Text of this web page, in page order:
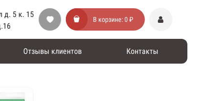
д. 5 к. 15
В корзине:0 ₽
Отзывы клиентов Контакты